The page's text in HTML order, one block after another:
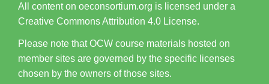
All content on oeconsortium.org is licensed under a
Creative Commons Attribution 4.0 License.
Please note that OCW course materials hosted on
member sites are governed by the specific licenses
chosen by the owners of those sites.